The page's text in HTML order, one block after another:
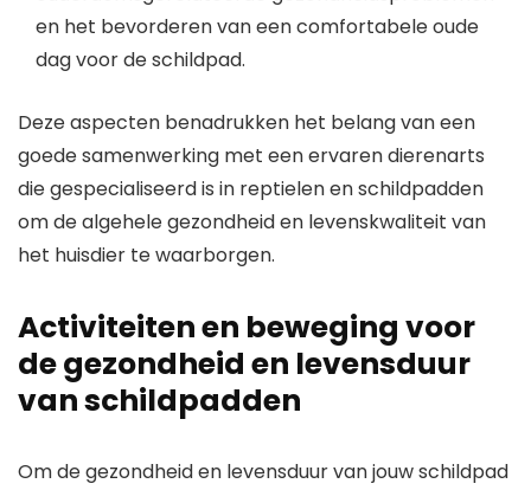
en het bevorderen van een comfortabele oude
dag voor de schildpad.
Deze aspecten benadrukken het belang van een
goede samenwerking met een ervaren dierenarts
die gespecialiseerd is in reptielen en schildpadden
om de algehele gezondheid en levenskwaliteit van
het huisdier te waarborgen.
Activiteiten en beweging voor
de gezondheid en levensduur
van schildpadden
Om de gezondheid en levensduur van jouw schildpad